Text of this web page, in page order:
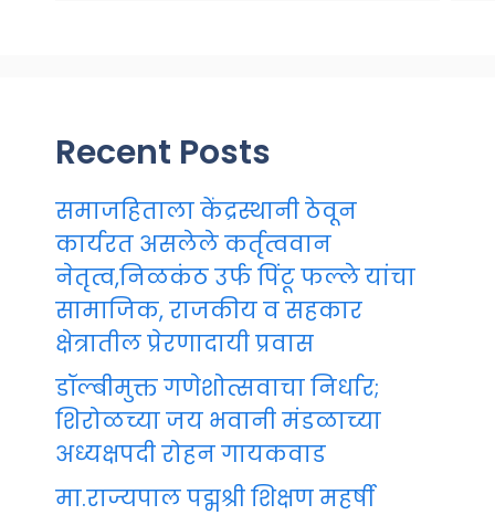
Recent Posts
समाजहिताला केंद्रस्थानी ठेवून
कार्यरत असलेले कर्तृत्ववान
नेतृत्व,निळकंठ उर्फ पिंटू फल्ले यांचा
सामाजिक, राजकीय व सहकार
क्षेत्रातील प्रेरणादायी प्रवास
डॉल्बीमुक्त गणेशोत्सवाचा निर्धार;
शिरोळच्या जय भवानी मंडळाच्या
अध्यक्षपदी रोहन गायकवाड
मा.राज्यपाल पद्मश्री शिक्षण महर्षी